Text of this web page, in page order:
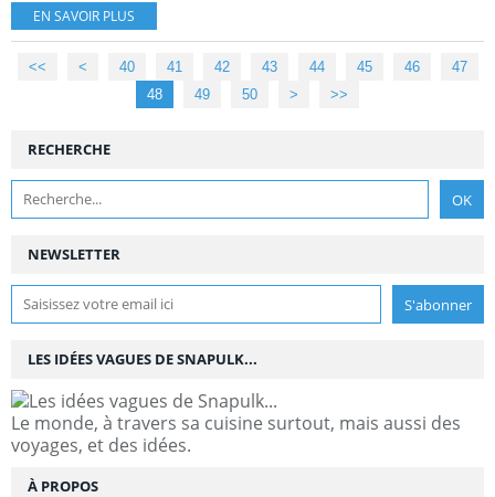
EN SAVOIR PLUS
<< < 10
20
30
40 41 42 43 44 45 46
47
48
49 50 60
70
80
> >>
NEWSLETTER
RECHERCHE
LES IDÉES VAGUES DE SNAPULK...
Le monde, à travers sa cuisine surtout, mais aussi des
voyages, et des idées.
À PROPOS